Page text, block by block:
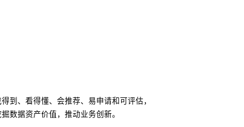
到、看得懂、会推荐、易申请和可评估，
数据资产价值，推动业务创新。